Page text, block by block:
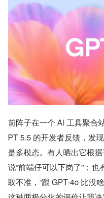
前阵子在一个 AI 工具聚合
PT 5.5 的开发者反馈，发
是多模态。有人晒出它根
说“前端仔可以下岗了”；
取不准，“跟 GPT-4o 比没啥